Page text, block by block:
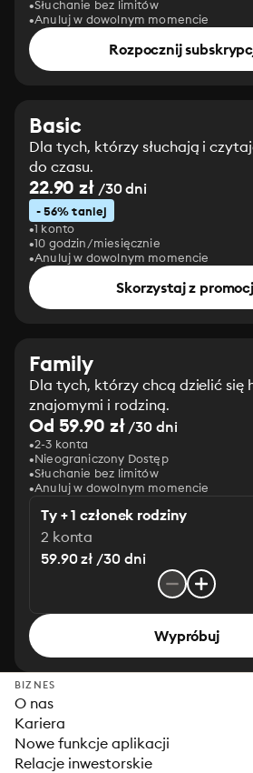
Słuchanie bez limitów
Anuluj w dowolnym momencie
Rozpocznij
Basic
Dla tych, którzy słuchają i
do czasu.
22.90 zł/30 dni
- 56% taniej
1 konto
10 godzin/miesięcznie
Anuluj w dowolnym momencie
Skorzystaj z
Family
Dla tych, którzy chcą dzielić się
znajomymi i rodziną.
Od 59.90 zł/30 dni
2-3 konta
Nieograniczony Dostęp
Słuchanie bez limitów
Anuluj w dowolnym momencie
Ty + 1 członek rodziny
2 konta
59.90 zł /30 dni
Wypróbuj
BIZNES
O nas
Kariera
Nowe funkcje aplikacji
Relacje inwestorskie